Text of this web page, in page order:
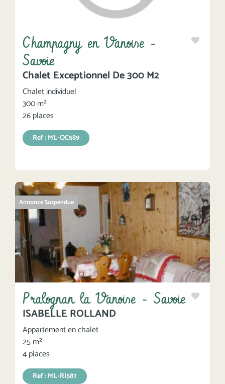
Champagny en Vanoise -
Savoie
Chalet Exceptionnel De 300 M2
Chalet individuel
300 m²
26 places
Ref : ML-OC589
Annonce Suspendue
Pralognan la Vanoise - Savoie
ISABELLE ROLLAND
Appartement en chalet
25 m²
4 places
Ref : ML-RI587